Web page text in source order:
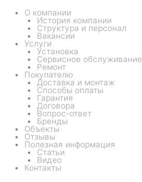
О компании
История компании
Структура и персонал
Вакансии
Услуги
Установка
Сервисное обслуживание
Ремонт
Покупателю
Доставка и монтаж
Способы оплаты
Гарантия
Договора
Вопрос-ответ
Бренды
Объекты
Отзывы
Полезная информация
Статьи
Видео
Контакты